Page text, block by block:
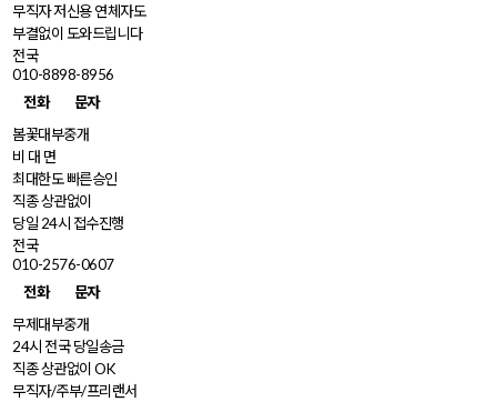
무직자 저신용 연체자도
부결없이 도와드립니다
전국
010-8898-8956
전화
문자
봄꽃대부중개
비 대 면
최대한도 빠른승인
직종 상관없이
당일 24시 접수진행
전국
010-2576-0607
전화
문자
무제대부중개
24시 전국 당일송금
직종 상관없이 OK
무직자/주부/프리랜서